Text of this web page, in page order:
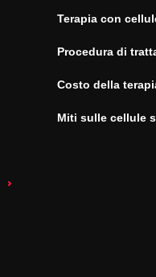
Terapia con
Procedura di
Costo della
Miti sulle cellule